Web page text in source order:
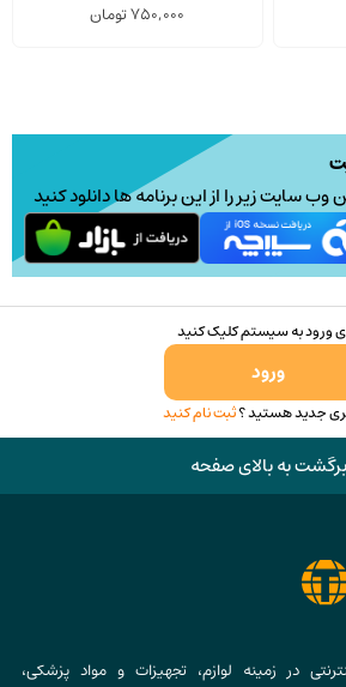
750,000تومان
سایت زیر را از این برنامه ها دانلود کنید
ورود به سیستم کلیک کنید
ورود
جدید هستید ؟ثبت نام کنید
برگشت به بالای صفحه
در زمینه لوازم، تجهیزات و مواد پزشکی،